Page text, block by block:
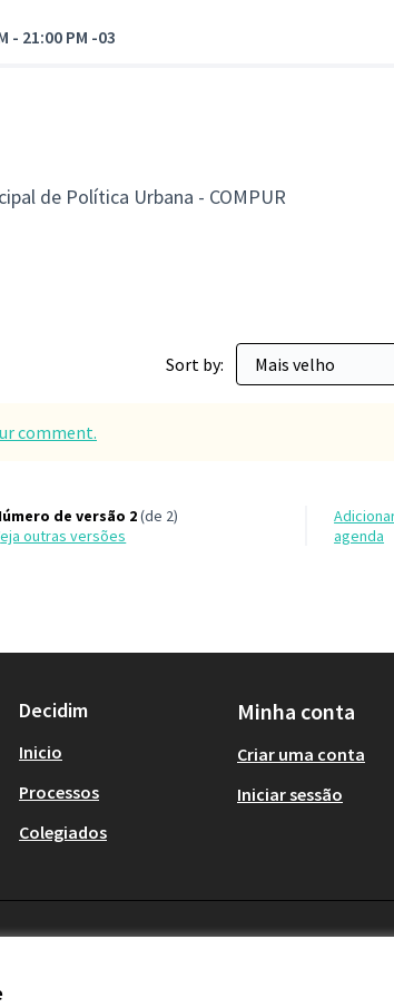
- 21:00 PM -03
de Política Urbana - COMPUR
Sort by:
comment.
de versão 2(de 2)
veja outras versões
Adicionar à
agenda
Decidim
Inicio
Processos
Colegiados
Minha conta
Criar uma conta
Iniciar sessão